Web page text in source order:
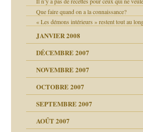
Que faire quand on a la connaissance?
« Les démons intérieurs » restent tout au
JANVIER 2008
DÉCEMBRE 2007
printemps
NOVEMBRE 2007
OCTOBRE 2007
SEPTEMBRE 2007
AOÛT 2007